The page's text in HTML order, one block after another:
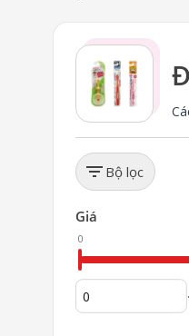
filter_list Bộ lọc
Giá
0